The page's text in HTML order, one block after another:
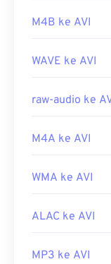
https://mpv.io/
https://
M4B ke AVI
WAVE ke AVI
raw-audio ke
M4A ke AVI
WMA ke AVI
ALAC ke AVI
MP3 ke AVI